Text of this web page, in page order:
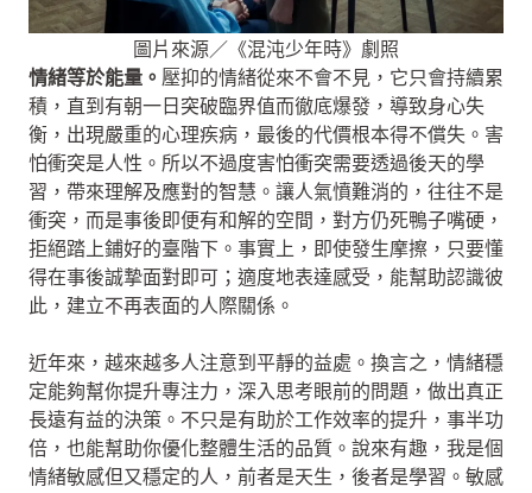
圖片來源／《混沌少年時》劇照
情緒等於能量。 壓抑的情緒從來不會不見，它只會持續累
積，直到有朝一日突破臨界值而徹底爆發，導致身心失
衡，出現嚴重的心理疾病，最後的代價根本得不償失。害
怕衝突是人性。所以不過度害怕衝突需要透過後天的學
習，帶來理解及應對的智慧。讓人氣憤難消的，往往不是
衝突，而是事後即便有和解的空間，對方仍死鴨子嘴硬，
拒絕踏上鋪好的臺階下。事實上，即使發生摩擦，只要懂
得在事後誠摯面對即可；適度地表達感受，能幫助認識彼
此，建立不再表面的人際關係。
近年來，越來越多人注意到平靜的益處。換言之，情緒穩
定能夠幫你提升專注力，深入思考眼前的問題，做出真正
長遠有益的決策。不只是有助於工作效率的提升，事半功
倍，也能幫助你優化整體生活的品質。說來有趣，我是個
情緒敏感但又穩定的人，前者是天生，後者是學習。敏感